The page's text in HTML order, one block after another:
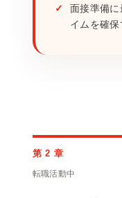
面接準備
イムを確保
第 2 章
転職活動中